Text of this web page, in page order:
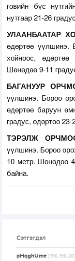
говийн бүс
нутгаар 21-26
УЛААНБААТАР
өдөртөө үүлшинэ.
хойноос,
Шөнөдөө 9-11
БАГАНУУР
үүлшинэ. Бороо
өдөртөө баруун
градус, өдөртөө
ТЭРЭЛЖ
үүлшинэ. Бороо
10 метр. Шөнөдөө
байна.
Сэтгэгдэл
pHqghUme